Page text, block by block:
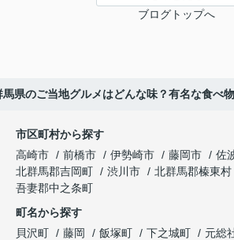
ブログトップへ
馬県のご当地グルメはどんな味？有名な食べ
市区町村から探す
高崎市
前橋市 伊勢崎市 藤岡市
佐
北群馬郡吉岡町
渋川市 北群馬郡榛東村
吾妻郡中之条町
町名から探す
貝沢町
藤岡 飯塚町 下之城町 元総